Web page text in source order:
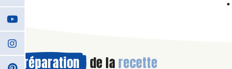
Préparation de la recette